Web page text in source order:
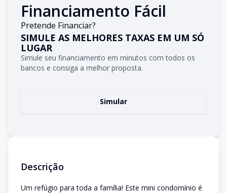
Financiamento Fácil
Pretende Financiar?
SIMULE AS MELHORES TAXAS EM UM SÓ
LUGAR
Simule seu financiamento em minutos com todos os
bancos e consiga a melhor proposta.
Simular
Descrição
Um refúgio para toda a família! Este mini condomínio é